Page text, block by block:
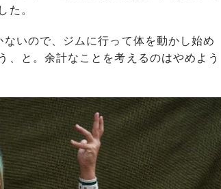
た。
いので、ジムに行って体を動かし始め
、と。余計なことを考えるのはやめよう